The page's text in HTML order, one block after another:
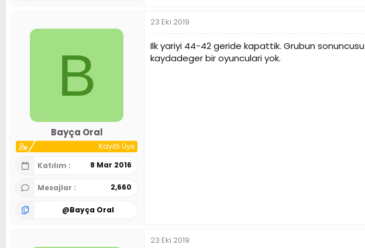
B
Bayça Oral
Kayıtlı Üye
Katılım
8 Mar 2016
Mesajlar 2,660
@Bayça Oral
23 Eki 2019
Ilk yariyi 44-42 geride kapattik. Grubun
kaydadeger bir oyunculari yok.
23 Eki 2019